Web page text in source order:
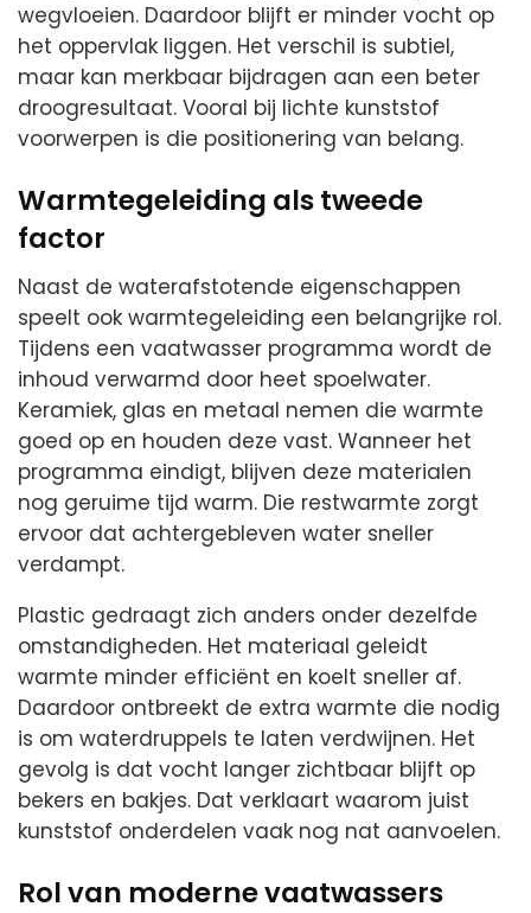
wegvloeien. Daardoor blijft er minder vocht op
het oppervlak liggen. Het verschil is subtiel,
maar kan merkbaar bijdragen aan een beter
droogresultaat. Vooral bij lichte kunststof
voorwerpen is die positionering van belang.
Warmtegeleiding als tweede
factor
Naast de waterafstotende eigenschappen
speelt ook warmtegeleiding een belangrijke rol.
Tijdens een vaatwasser programma wordt de
inhoud verwarmd door heet spoelwater.
Keramiek, glas en metaal nemen die warmte
goed op en houden deze vast. Wanneer het
programma eindigt, blijven deze materialen
nog geruime tijd warm. Die restwarmte zorgt
ervoor dat achtergebleven water sneller
verdampt.
Plastic gedraagt zich anders onder dezelfde
omstandigheden. Het materiaal geleidt
warmte minder efficiënt en koelt sneller af.
Daardoor ontbreekt de extra warmte die nodig
is om waterdruppels te laten verdwijnen. Het
gevolg is dat vocht langer zichtbaar blijft op
bekers en bakjes. Dat verklaart waarom juist
kunststof onderdelen vaak nog nat aanvoelen.
Rol van moderne vaatwassers